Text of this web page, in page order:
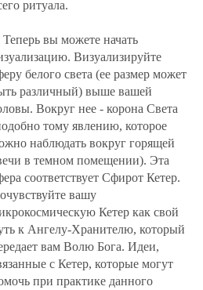
ритуала.
Теперь вы можете начать
Визуализируйте
белого света (ее размер может
различный) выше вашей
Вокруг нее - корона Света
тому явлению, которое
наблюдать вокруг горящей
в темном помещении). Эта
соответствует Сфирот Кетер.
вашу
Кетер как свой
к Ангелу-Хранителю, который
вам Волю Бога. Идеи,
с Кетер, которые могут
при практике данного